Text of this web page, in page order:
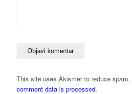
This site uses Akismet to reduce spam.
comment data is processed.